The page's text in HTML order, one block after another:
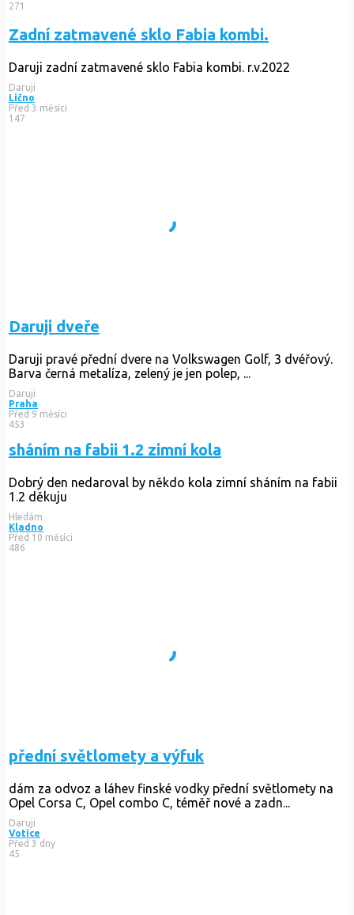
271
Zadní zatmavené sklo Fabia kombi.
Daruji zadní zatmavené sklo Fabia kombi. r.v.2022
Daruji
Lično
Před 3 měsíci
147
Daruji dveře
Daruji pravé přední dvere na Volkswagen Golf, 3 dvéřový.
Barva černá metalíza, zelený je jen polep, ...
Daruji
Praha
Před 9 měsíci
453
sháním na fabii 1.2 zimní kola
Dobrý den nedaroval by někdo kola zimní sháním na fabii
1.2 děkuju
Hledám
Kladno
Před 10 měsíci
486
přední světlomety a výfuk
dám za odvoz a láhev finské vodky přední světlomety na
Opel Corsa C, Opel combo C, téměř nové a zadn...
Daruji
Votice
Před 3 dny
45